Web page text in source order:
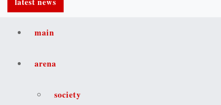
main
arena
society